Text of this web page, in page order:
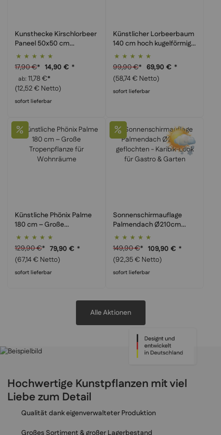
Kunsthecke Kirschlorbeer
Paneel 50x50 cm
wetterfest –
Sichtschutzwand &
Wandbegrünung
Künstlich
Bewertung:
100%
17,90 €* 14,90 € *
ab 11,78 €*
(12,52 € Netto)
sofort lieferbar
Künstlicher Lorbeerbaum
140 cm hoch kugelförmig –
Klassischer Kugelbaum
auf Echtholzstamm
Bewertung:
100%
99,90 €* 69,90 € *
(58,74 € Netto)
sofort lieferbar
Künstliche Phönix Palme
180 cm – Große
Tropenpflanze für
Wohnräume
Bewertung:
99%
129,90 €* 79,90 € *
(67,14 € Netto)
sofort lieferbar
Sonnenschirmauflage
Palmendach Ø210cm
geflochten - Karibik-Look
für Gastro & Garten
Bewertung:
100%
149,90 €* 109,90 € *
(92,35 € Netto)
sofort lieferbar
Alle Aktionen
Hochwertige Kunstpflanzen mit viel
Liebe zum Detail
Qualität dank eigenverwalteter Produktion
Großes Sortiment & großer Lagerbestand